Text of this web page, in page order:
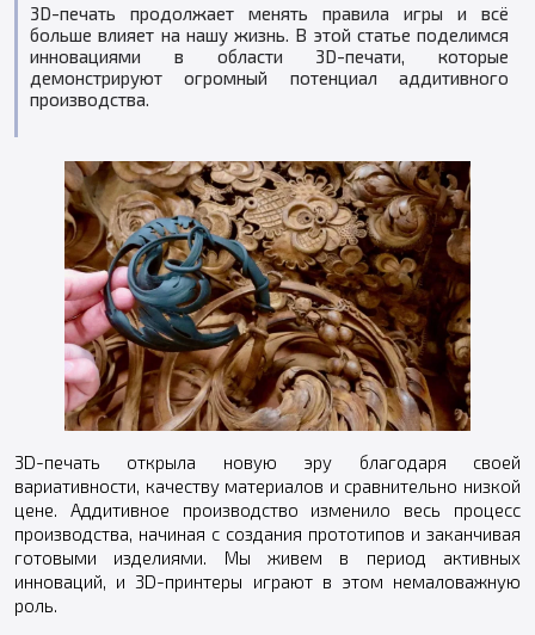
3D-печать продолжает менять правила игры и всё
больше влияет на нашу жизнь. В этой статье поделимся
инновациями в области 3D-печати, которые
демонстрируют огромный потенциал аддитивного
производства.
3D-печать открыла новую эру благодаря своей
вариативности, качеству материалов и сравнительно низкой
цене. Аддитивное производство изменило весь процесс
производства, начиная с создания прототипов и заканчивая
готовыми изделиями. Мы живем в период активных
инноваций, и 3D-принтеры играют в этом немаловажную
роль.